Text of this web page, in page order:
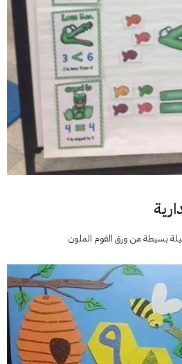
بسيطة من ورق الفوم الملون